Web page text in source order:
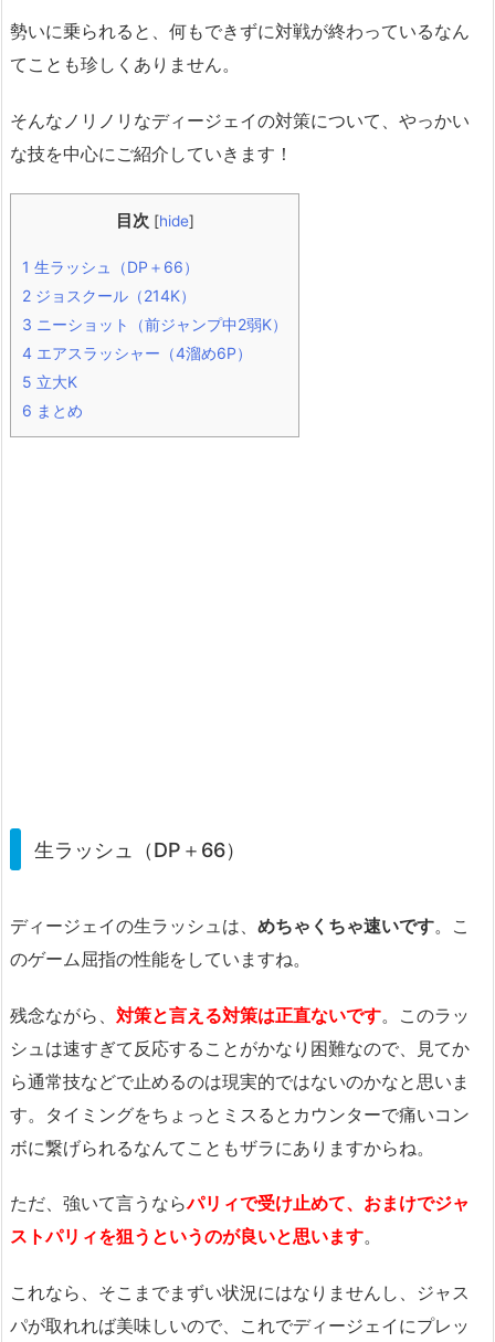
勢いに乗られると、何もできずに対戦が終わっているなん
てことも珍しくありません。
そんなノリノリなディージェイの対策について、やっかい
な技を中心にご紹介していきます！
目次 [hide]
1 生ラッシュ（DP＋66）
2 ジョスクール（214K）
3 ニーショット（前ジャンプ中2弱K）
4 エアスラッシャー（4溜め6P）
5 立大K
6 まとめ
生ラッシュ（DP＋66）
ディージェイの生ラッシュは、 めちゃくちゃ速いです。こ
のゲーム屈指の性能をしていますね。
残念ながら、 対策と言える対策は正直ないです。このラッ
シュは速すぎて反応することがかなり困難なので、見てか
ら通常技などで止めるのは現実的ではないのかなと思いま
す。タイミングをちょっとミスるとカウンターで痛いコン
ボに繋げられるなんてこともザラにありますからね。
ただ、強いて言うならパリィで受け止めて、おまけでジャ
ストパリィを狙うというのが良いと思います。
これなら、そこまでまずい状況にはなりませんし、ジャス
パが取れれば美味しいので、これでディージェイにプレッ